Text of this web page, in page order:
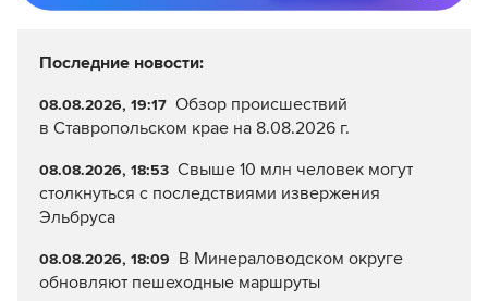
Последние новости:
08.08.2026, 19:17 Обзор происшествий
в Ставропольском крае на 8.08.2026 г.
08.08.2026, 18:53 Свыше 10 млн человек могут
столкнуться с последствиями извержения
Эльбруса
08.08.2026, 18:09 В Минераловодском округе
обновляют пешеходные маршруты